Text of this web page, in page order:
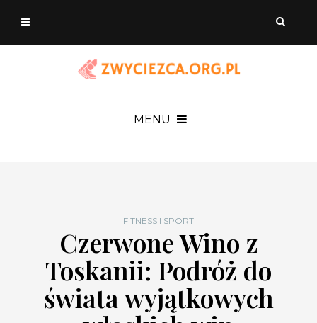
MENU
FITNESS I SPORT
Czerwone Wino z
Toskanii: Podróż do
świata wyjątkowych